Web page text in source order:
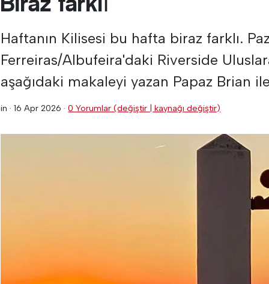
Haftanın Kilisesi bu hafta biraz farklı.
Ferreiras/Albufeira'daki Riverside
aşağıdaki makaleyi yazan Papaz Brian
in ·16 Apr 2026 ·0 Yorumlar (değiştir | kaynağı değiştir)